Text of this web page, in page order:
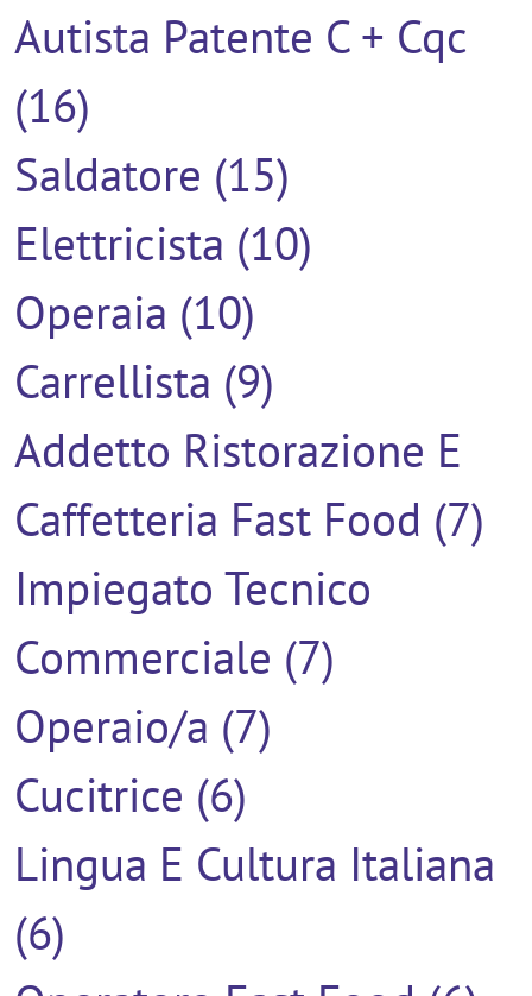
Autista Patente C + Cqc
(16)
Saldatore (15)
Elettricista (10)
Operaia (10)
Carrellista (9)
Addetto Ristorazione E
Caffetteria Fast Food (7)
Impiegato Tecnico
Commerciale (7)
Operaio/a (7)
Cucitrice (6)
Lingua E Cultura Italiana
(6)